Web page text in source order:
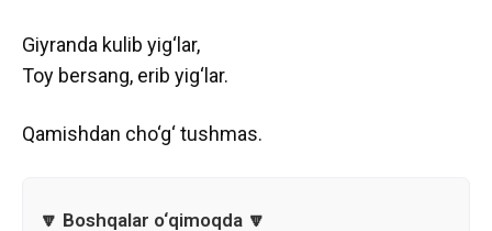
Giyranda kulib yig‘lar,
Toy bersang, erib yig‘lar.
Qamishdan cho‘g‘ tushmas.